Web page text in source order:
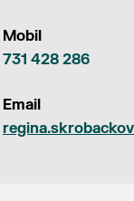
Mobil
731 428 286
Email